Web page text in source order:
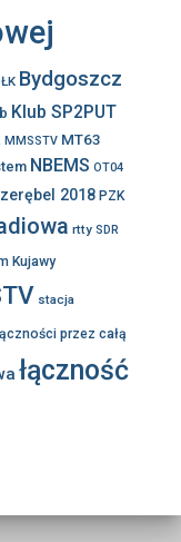
Bydgoszcz
Klub SP2PUT
MMSSTV MT63
NBEMS OT04
2018 PZK
rtty SDR
Kujawy
stacja
przez całą
łączność